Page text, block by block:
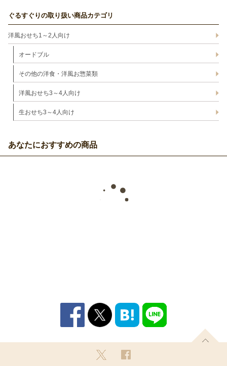
ぐるすぐりの取り扱い商品カテゴリ
洋風おせち1～2人向け
オードブル
その他の洋食・洋風お惣菜類
洋風おせち3～4人向け
生おせち3～4人向け
あなたにおすすめの商品